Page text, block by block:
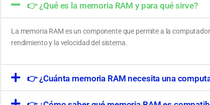
👉 ¿Qué es la memoria RAM y para qué sirve?
La memoria RAM es un componente que permite a la
rendimiento y la velocidad del sistema.
👉 ¿Cuánta memoria RAM necesita una